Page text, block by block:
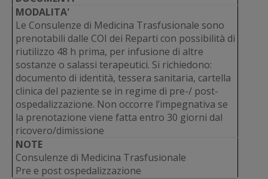
MODALITA'
Le Consulenze di Medicina Trasfusionale sono
prenotabili dalle COI dei Reparti con possibilità di
riutilizzo 48 h prima, per infusione di altre
sostanze o salassi terapeutici. Si richiedono:
documento di identità, tessera sanitaria, cartella
clinica del paziente se in regime di pre-/ post-
ospedalizzazione. Non occorre l’impegnativa se
la prenotazione viene fatta entro 30 giorni dal
ricovero/dimissione
NOTE
Consulenze di Medicina Trasfusionale
Pre e post ospedalizzazione